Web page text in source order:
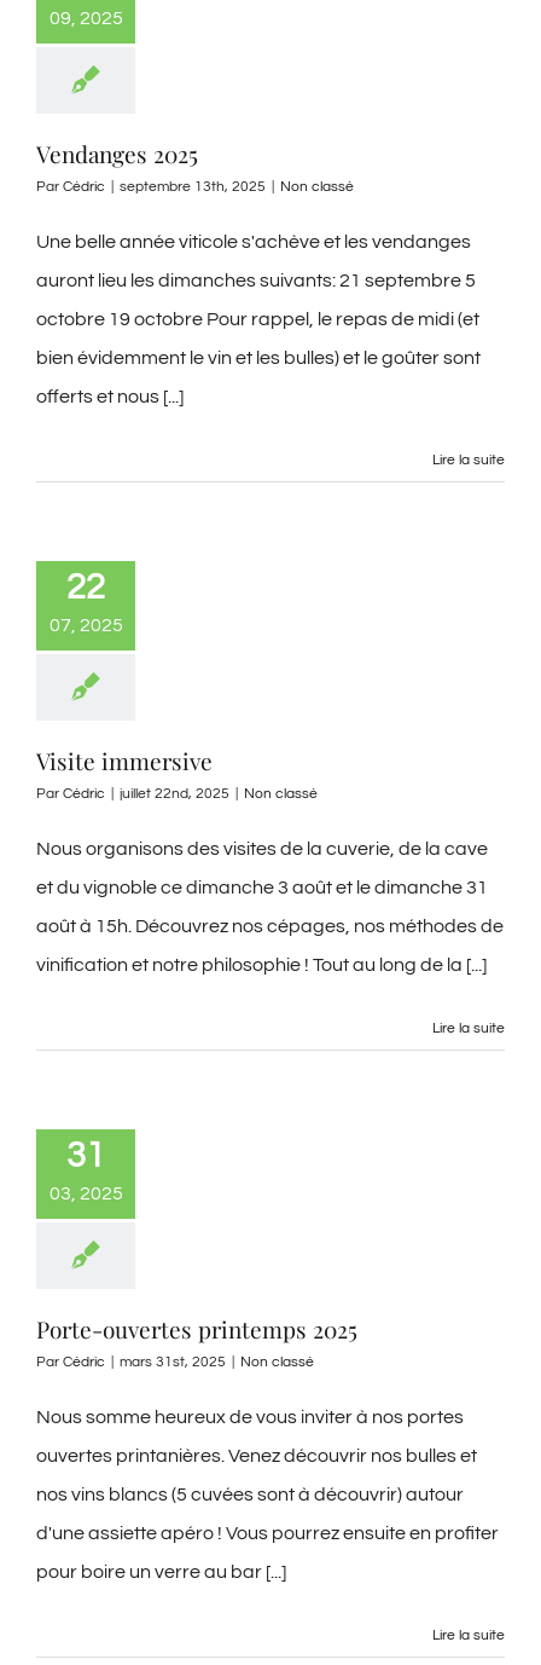
09, 2025
Vendanges 2025
Par Cédric septembre 13th, 2025 Non classé
Une belle année viticole s'achève et les vendanges
auront lieu les dimanches suivants: 21 septembre 5
octobre 19 octobre Pour rappel, le repas de midi (et
bien évidemment le vin et les bulles) et le goûter sont
offerts et nous [...]
Lire la suite
22
07, 2025
Visite immersive
Par Cédric juillet 22nd, 2025 Non classé
Nous organisons des visites de la cuverie, de la cave
et du vignoble ce dimanche 3 août et le dimanche 31
août à 15h. Découvrez nos cépages, nos méthodes de
vinification et notre philosophie ! Tout au long de la [...]
Lire la suite
31
03, 2025
Porte-ouvertes printemps 2025
Par Cédric mars 31st, 2025 Non classé
Nous somme heureux de vous inviter à nos portes
ouvertes printanières. Venez découvrir nos bulles et
nos vins blancs (5 cuvées sont à découvrir) autour
d'une assiette apéro ! Vous pourrez ensuite en profiter
pour boire un verre au bar [...]
Lire la suite